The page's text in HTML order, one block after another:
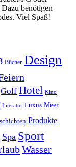
benötigen
Viel Spaß!
Bücher Design
Golf Hotel Kino
Literatur Luxus Meer
Produkte
Spa Sport
Wasser